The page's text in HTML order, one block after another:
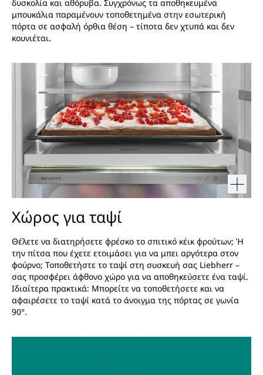
δυσκολία και αθόρυβα. Συγχρόνως τα αποθηκευμένα
μπουκάλια παραμένουν τοποθετημένα στην εσωτερική
πόρτα σε ασφαλή όρθια θέση – τίποτα δεν χτυπά και δεν
κουνιέται.
Χώρος για ταψί
Θέλετε να διατηρήσετε φρέσκο το σπιτικό κέικ φρούτων; Ή
την πίτσα που έχετε ετοιμάσει για να μπει αργότερα στον
φούρνο; Τοποθετήστε το ταψί στη συσκευή σας Liebherr –
σας προσφέρει άφθονο χώρο για να αποθηκεύσετε ένα ταψί.
Ιδιαίτερα πρακτικά: Μπορείτε να τοποθετήσετε και να
αφαιρέσετε το ταψί κατά το άνοιγμα της πόρτας σε γωνία
90°.